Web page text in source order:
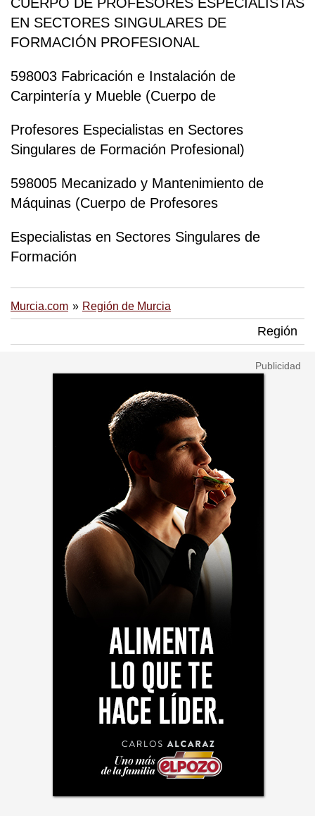
EN SECTORES SINGULARES DE
FORMACIÓN PROFESIONAL
598003 Fabricación e Instalación de
Carpintería y Mueble (Cuerpo de
Profesores Especialistas en Sectores
Singulares de Formación Profesional)
598005 Mecanizado y Mantenimiento de
Máquinas (Cuerpo de Profesores
Especialistas en Sectores Singulares de
Formación
Murcia.com Región de Murcia
Región